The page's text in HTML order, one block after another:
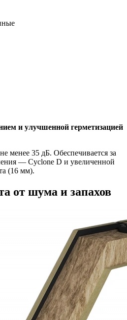
и улучшенной герметизацией
менее 35 дБ. Обеспечивается за
— Cyclone D и увеличенной
(16 мм).
от шума и запахов